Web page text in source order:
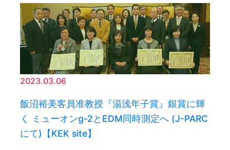
2023.03.06
飯沼裕美客員准教授『湯浅年子賞』銀賞に輝
く ミューオンg-2とEDM同時測定へ (J-PARC
にて)【KEK site】